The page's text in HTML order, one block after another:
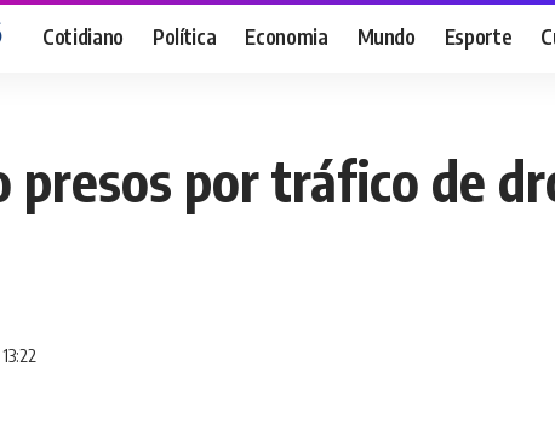
Cotidiano Política Economia Mundo Esporte
presos por tráfico de